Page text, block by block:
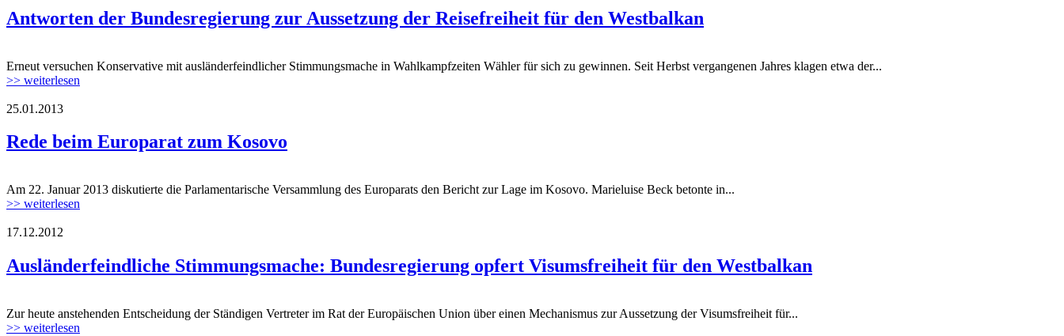
Antworten der Bundesregierung zur Aussetzung der Reisefreiheit für den Westbalkan
Erneut versuchen Konservative mit ausländerfeindlicher Stimmungsmache in Wahlkampfzeiten Wähler für sich zu gewinnen. Seit Herbst vergangenen Jahres klagen etwa der...
>> weiterlesen
25.01.2013
Rede beim Europarat zum Kosovo
Am 22. Januar 2013 diskutierte die Parlamentarische Versammlung des Europarats den Bericht zur Lage im Kosovo. Marieluise Beck betonte in...
>> weiterlesen
17.12.2012
Ausländerfeindliche Stimmungsmache: Bundesregierung opfert Visumsfreiheit für den Westbalkan
Zur heute anstehenden Entscheidung der Ständigen Vertreter im Rat der Europäischen Union über einen Mechanismus zur Aussetzung der Visumsfreiheit für...
>> weiterlesen